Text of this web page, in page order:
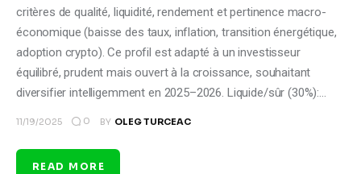
critères de qualité, liquidité, rendement et pertinence macro-
économique (baisse des taux, inflation, transition énergétique,
adoption crypto). Ce profil est adapté à un investisseur
équilibré, prudent mais ouvert à la croissance, souhaitant
diversifier intelligemment en 2025–2026. Liquide/sûr (30%):…
11/19/2025 0 BY OLEG TURCEAC
READ MORE